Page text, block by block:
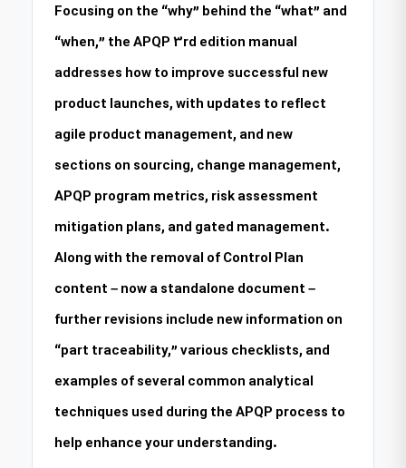
Focusing on the “why” behind the “what” and
“when,” the APQP 3rd edition manual
addresses how to improve successful new
product launches, with updates to reflect
agile product management, and new
sections on sourcing, change management,
APQP program metrics, risk assessment
mitigation plans, and gated management.
Along with the removal of Control Plan
content – now a standalone document –
further revisions include new information on
“part traceability,” various checklists, and
examples of several common analytical
techniques used during the APQP process to
help enhance your understanding.